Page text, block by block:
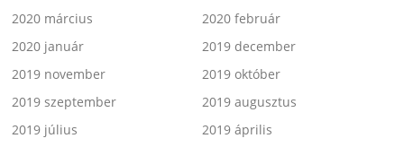
2020 március
2020 február
2020 január
2019 december
2019 november
2019 október
2019 szeptember
2019 augusztus
2019 július
2019 április